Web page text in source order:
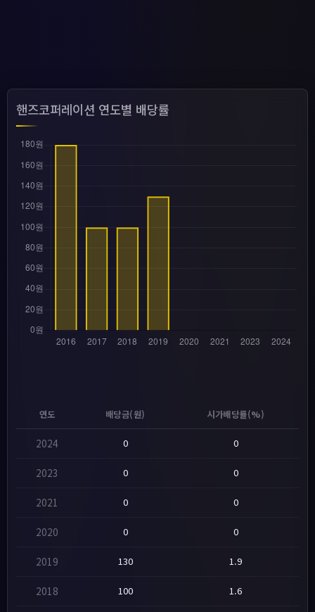
핸즈코퍼레이션 연도별 배당률
연도 배당금(원) 시가배당률(%)
2024 0 0
2023 0 0
2021 0 0
2020 0 0
2019 130 1.9
2018 100 1.6